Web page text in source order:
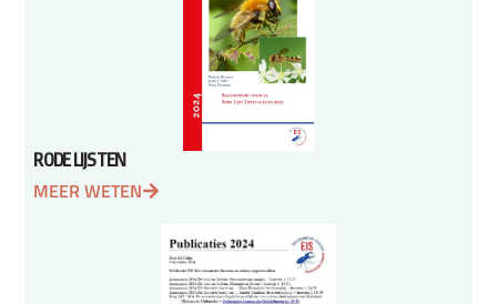
RODE LIJSTEN
MEER WETEN